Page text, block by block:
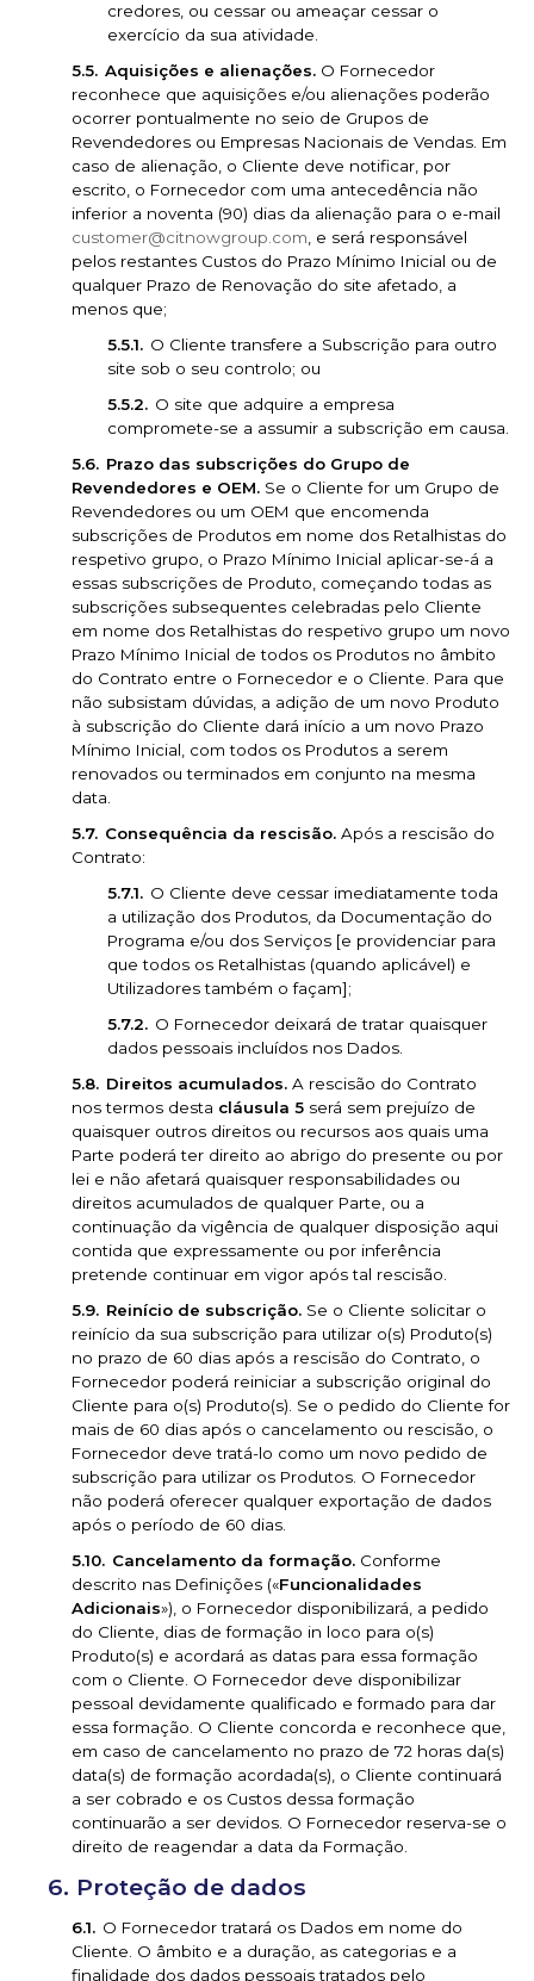
credores, ou cessar ou ameaçar cessar o
exercício da sua atividade.
Aquisições e alienações. O Fornecedor
reconhece que aquisições e/ou alienações poderão
ocorrer pontualmente no seio de Grupos de
Revendedores ou Empresas Nacionais de Vendas. Em
caso de alienação, o Cliente deve notificar, por
escrito, o Fornecedor com uma antecedência não
inferior a noventa (90) dias da alienação para o e-mail
customer@citnowgroup.com, e será responsável
pelos restantes Custos do Prazo Mínimo Inicial ou de
qualquer Prazo de Renovação do site afetado, a
menos que;
O Cliente transfere a Subscrição para outro
site sob o seu controlo; ou
O site que adquire a empresa
compromete-se a assumir a subscrição em causa.
Prazo das subscrições do Grupo de
Revendedores e OEM. Se o Cliente for um Grupo de
Revendedores ou um OEM que encomenda
subscrições de Produtos em nome dos Retalhistas do
respetivo grupo, o Prazo Mínimo Inicial aplicar-se-á a
essas subscrições de Produto, começando todas as
subscrições subsequentes celebradas pelo Cliente
em nome dos Retalhistas do respetivo grupo um novo
Prazo Mínimo Inicial de todos os Produtos no âmbito
do Contrato entre o Fornecedor e o Cliente. Para que
não subsistam dúvidas, a adição de um novo Produto
à subscrição do Cliente dará início a um novo Prazo
Mínimo Inicial, com todos os Produtos a serem
renovados ou terminados em conjunto na mesma
data.
Consequência da rescisão. Após a rescisão do
Contrato:
O Cliente deve cessar imediatamente toda
a utilização dos Produtos, da Documentação do
Programa e/ou dos Serviços [e providenciar para
que todos os Retalhistas (quando aplicável) e
Utilizadores também o façam];
O Fornecedor deixará de tratar quaisquer
dados pessoais incluídos nos Dados.
Direitos acumulados. A rescisão do Contrato
nos termos desta cláusula 5 será sem prejuízo de
quaisquer outros direitos ou recursos aos quais uma
Parte poderá ter direito ao abrigo do presente ou por
lei e não afetará quaisquer responsabilidades ou
direitos acumulados de qualquer Parte, ou a
continuação da vigência de qualquer disposição aqui
contida que expressamente ou por inferência
pretende continuar em vigor após tal rescisão.
Reinício de subscrição. Se o Cliente solicitar o
reinício da sua subscrição para utilizar o(s) Produto(s)
no prazo de 60 dias após a rescisão do Contrato, o
Fornecedor poderá reiniciar a subscrição original do
Cliente para o(s) Produto(s). Se o pedido do Cliente for
mais de 60 dias após o cancelamento ou rescisão, o
Fornecedor deve tratá-lo como um novo pedido de
subscrição para utilizar os Produtos. O Fornecedor
não poderá oferecer qualquer exportação de dados
após o período de 60 dias.
Cancelamento da formação. Conforme
descrito nas Definições («Funcionalidades
Adicionais»), o Fornecedor disponibilizará, a pedido
do Cliente, dias de formação in loco para o(s)
Produto(s) e acordará as datas para essa formação
com o Cliente. O Fornecedor deve disponibilizar
pessoal devidamente qualificado e formado para dar
essa formação. O Cliente concorda e reconhece que,
em caso de cancelamento no prazo de 72 horas da(s)
data(s) de formação acordada(s), o Cliente continuará
a ser cobrado e os Custos dessa formação
continuarão a ser devidos. O Fornecedor reserva-se o
direito de reagendar a data da Formação.
Proteção de dados
O Fornecedor tratará os Dados em nome do
Cliente. O âmbito e a duração, as categorias e a
finalidade dos dados pessoais tratados pelo